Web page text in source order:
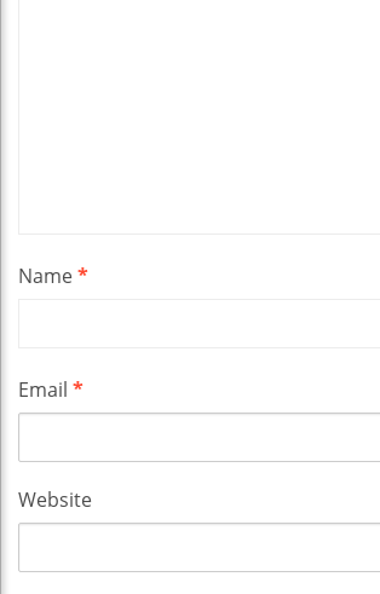
Name*
Email *
Website